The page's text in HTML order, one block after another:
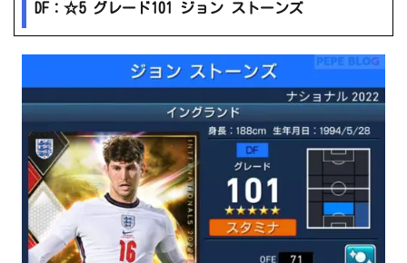
DF：☆5 グレード101 ジョン ストーンズ